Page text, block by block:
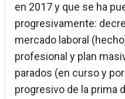
en 2017 y que se ha
progresivamente:
mercado laboral
profesional y plan
parados (en curso y
progresivo de la prima